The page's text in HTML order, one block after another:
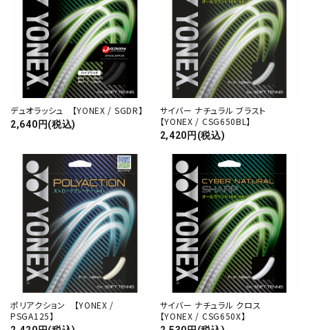
デュオラッシュ 【YONEX / SGDR】
2,640円(税込)
サイバー ナチュラル ブラスト
【YONEX / CSG650BL】
2,420円(税込)
ポリアクション 【YONEX /
PSGA125】
サイバー ナチュラル クロス
【YONEX / CSG650X】